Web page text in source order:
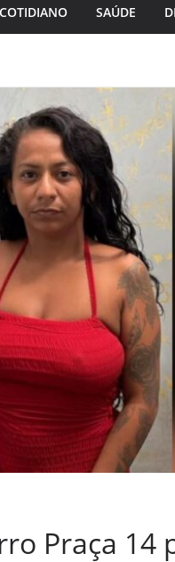
SAÚDE
Praça 14